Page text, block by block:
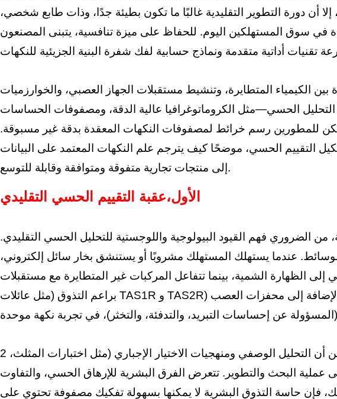
أن دورة التطوير التقليدية غالبًا ما تكون بطيئة جدًا، وذات طابع شخصي،
في سوق المستهلكين اليوم. للحفاظ على ميزة تنافسية، يتبنى المصنعون
الكيمياء المتطايرة، وتنشيط مستقبلات الجهاز العصبي، والخوارزميات
التحليل الحسي—مثل الكروماتوغرافيا عالية الدقة، ومصفوفات الحساسات
للمطورين رسم خرائط لمصفوفات النكهات المعقدة بدقة غير مسبوقة.
التقييم الحسي، موضحًا كيف يترجم علم النكهات المعتمد على البيانات
إلى منتجات تجارية متفوقة ومتوافقة وقابلة للتوسع.
الأول،عقبة التقييم الحسي التقليدي
الضروري فهم القيود البيولوجية واللوجستية للتحليل الحسي التقليدي.
عندما يستهلك المستهلك مشروبًا أو يستنشق بخار سائل إلكتروني،
إلى الظهارة الشمية، بينما تتفاعل المركبات غير المتطايرة مع مستقبلات
براعم التذوق (مثل عائلات TAS1R و TAS2R) على اللسان. يقوم الدماغ بدمج هذه الإشارات، بالإضافة إلى محفزات العصب
على الرغم من أن التحليل الوصفي ومنهجيات الاختيار الإجباري (مثل اختبارات المثلث، 2-AFC) باستخدام فرق بشرية مدربة
عملية البحث والتطوير. تتعرض الفرق البشرية للإرهاق الحسي، والتفاوت
فإن حاسة التذوق البشرية لا يمكنها بسهولة تفكيك مصفوفة تحتوي على